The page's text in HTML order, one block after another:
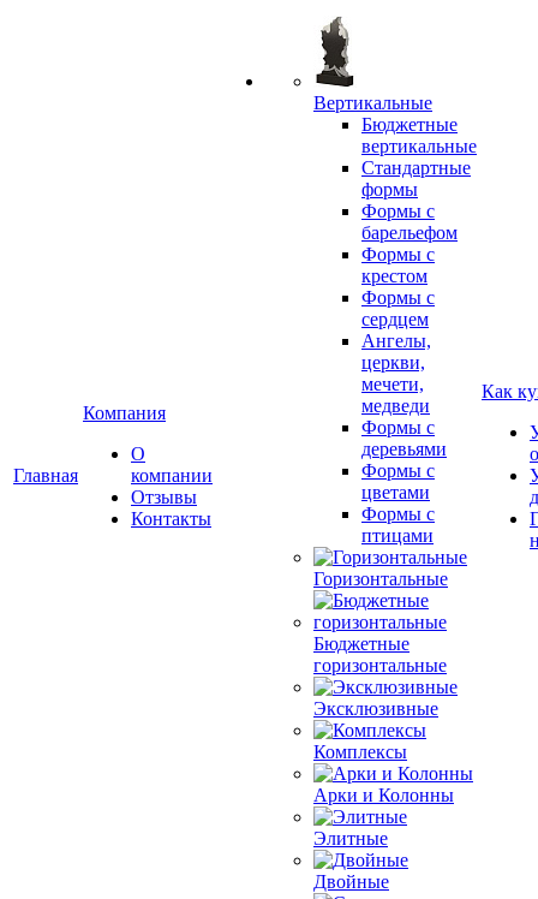
Главная
Компания
О
компании
Отзывы
Контакты
Вертикальные
Бюджетные
вертикальные
Стандартные
формы
Формы с
барельефом
Формы с
крестом
Формы с
сердцем
Ангелы,
церкви,
мечети,
медведи
Формы с
деревьями
Формы с
цветами
Формы с
птицами
Горизонтальные
Бюджетные
горизонтальные
Эксклюзивные
Комплексы
Арки и Колонны
Элитные
Двойные
Как